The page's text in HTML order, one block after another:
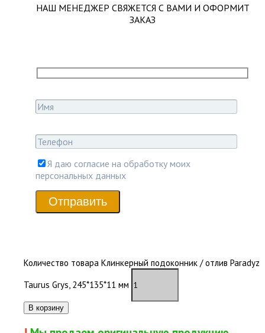
НАШ МЕНЕДЖЕР СВЯЖЕТСЯ С ВАМИ И ОФОРМИТ
ЗАКАЗ
Я даю согласие на обработку моих
персональных данных
Отправить
Количество товара Клинкерный подоконник / отлив Paradyz
Taurus Grys, 245*135*11 мм
В корзину